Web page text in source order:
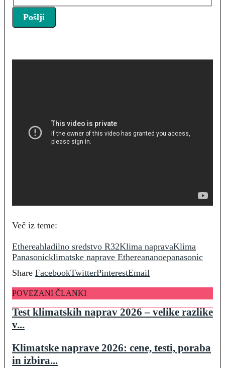
Več iz teme:
Ethereahladilno sredstvo R32Klima napravaKlima
Panasonicklimatske naprave Ethereananoepanasonic
Share FacebookTwitterPinterestEmail
POVEZANI ČLANKI
Test klimatskih naprav 2026 – velike razlike
v...
Klimatske naprave 2026: cene, testi, poraba
in izbira...